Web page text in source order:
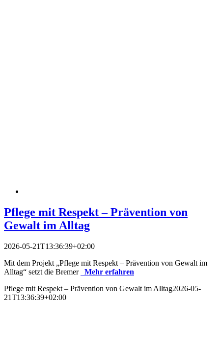
Pflege mit Respekt – Prävention von
Gewalt im Alltag
2026-05-21T13:36:39+02:00
Mit dem Projekt „Pflege mit Respekt – Prävention von Gewalt im
Alltag“ setzt die Bremer
Mehr erfahren
Pflege mit Respekt – Prävention von Gewalt im Alltag2026-05-
21T13:36:39+02:00